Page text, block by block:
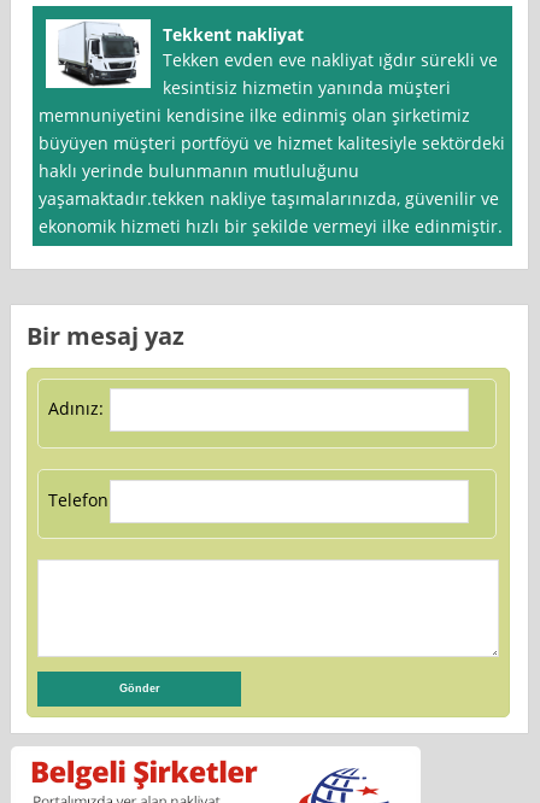
Tekkent nakliyat
Tekken evden eve nakliyat ığdır sürekli ve
kesintisiz hizmetin yanında müşteri
memnuniyetini kendisine ilke edinmiş olan şirketimiz
büyüyen müşteri portföyü ve hizmet kalitesiyle sektördeki
haklı yerinde bulunmanın mutluluğunu
yaşamaktadır.tekken nakliye taşımalarınızda, güvenilir ve
ekonomik hizmeti hızlı bir şekilde vermeyi ilke edinmiştir.
Bir mesaj yaz
Adınız:
Telefon: